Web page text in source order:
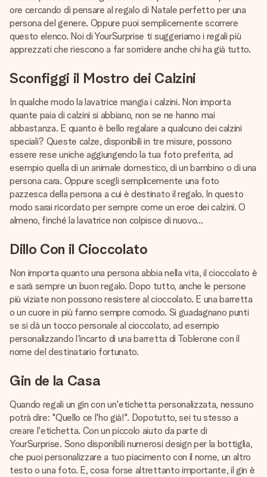
una tua foto o un messaggio che tocchi il cuore. Nessuna
complicazione, solo tanto amore per il momento perfetto.
ore cercando di pensare al regalo di Natale perfetto per una
persona del genere. Oppure puoi semplicemente scorrere
questo elenco. Noi di YourSurprise ti suggeriamo i regali più
apprezzati che riescono a far sorridere anche chi ha già tutto.
Sconfiggi il Mostro dei Calzini
In qualche modo la lavatrice mangia i calzini. Non importa
quante paia di calzini si abbiano, non se ne hanno mai
abbastanza. E quanto è bello regalare a qualcuno dei calzini
speciali? Queste calze, disponibili in tre misure, possono
essere rese uniche aggiungendo la tua foto preferita, ad
esempio quella di un animale domestico, di un bambino o di una
persona cara. Oppure scegli semplicemente una foto
pazzesca della persona a cui è destinato il regalo. In questo
modo sarai ricordato per sempre come un eroe dei calzini. O
almeno, finché la lavatrice non colpisce di nuovo...
Dillo Con il Cioccolato
Non importa quanto una persona abbia nella vita, il cioccolato è
e sarà sempre un buon regalo. Dopo tutto, anche le persone
più viziate non possono resistere al cioccolato. E una barretta
o un cuore in più fanno sempre comodo. Si guadagnano punti
se si dà un tocco personale al cioccolato, ad esempio
personalizzando l'incarto di una barretta di Toblerone con il
nome del destinatario fortunato.
Gin de la Casa
Quando regali un gin con un'etichetta personalizzata, nessuno
potrà dire: "Quello ce l'ho già!". Dopotutto, sei tu stesso a
creare l'etichetta. Con un piccolo aiuto da parte di
YourSurprise. Sono disponibili numerosi design per la bottiglia,
che puoi personalizzare a tuo piacimento con il nome, un altro
testo o una foto. E, cosa forse altrettanto importante, il gin è